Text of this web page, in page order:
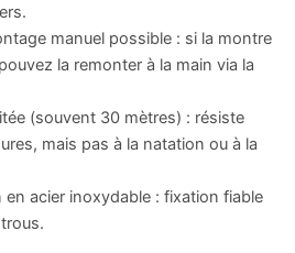
manuel possible : si la montre
la remonter à la main via la
(souvent 30 mètres) : résiste
mais pas à la natation ou à la
en acier inoxydable : fixation fiable